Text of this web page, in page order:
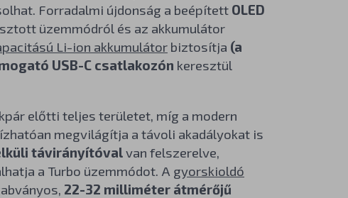
Forradalmi újdonság a beépített OLED
üzemmódról és az akkumulátor
Li-ion akkumulátorbiztosítja (a
USB-C csatlakozón keresztül
előtti teljes területet, míg a modern
megvilágítja a távoli akadályokat is
távirányítóvalvan felszerelve,
a Turbo üzemmódot. A gyorskioldó
22-32 milliméter átmérőjű